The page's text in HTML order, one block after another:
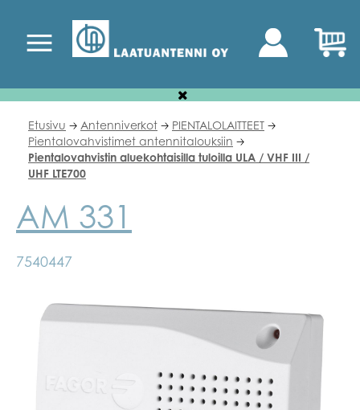
Etusivu 🡢 Antenniverkot 🡢 PIENTALOLAITTEET 🡢
Pientalovahvistimet antennitalouksiin 🡢
Pientalovahvistin aluekohtaisilla tuloilla ULA / VHF III /
UHF LTE700
AM 331
7540447